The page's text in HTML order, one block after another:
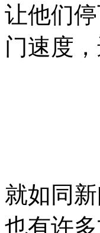
让他们
门速度
就如同
也有许